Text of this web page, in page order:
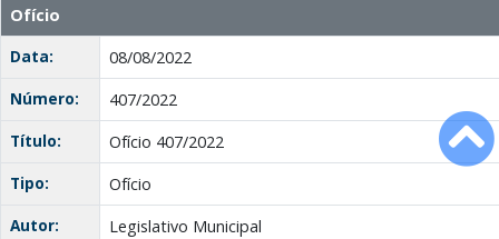
Ofício
Data:
08/08/2022
Número:
407/2022
Título:
Ofício 407/2022
Tipo:
Ofício
Autor:
Legislativo Municipal